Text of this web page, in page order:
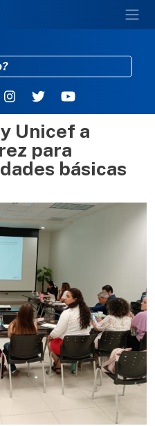
Pasar al contenido principal
Unicef a
para
básicas